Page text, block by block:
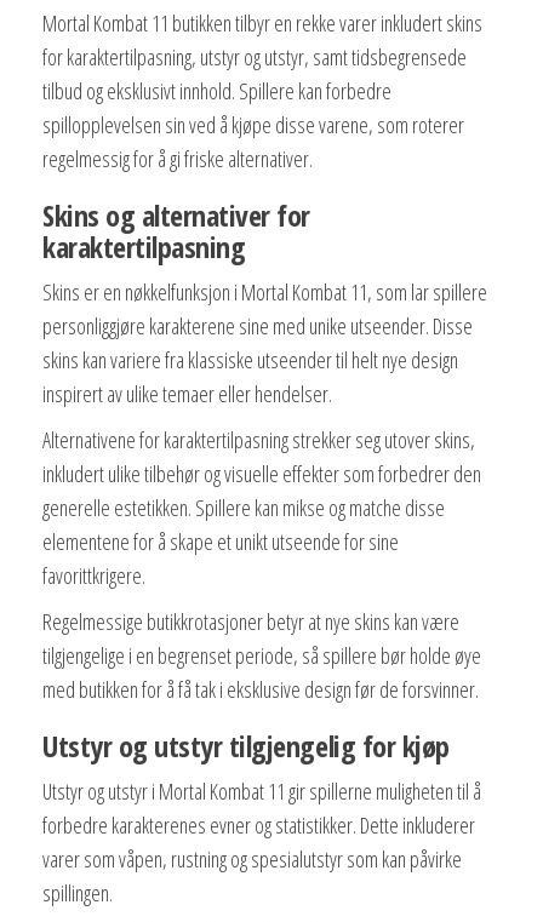
Mortal Kombat 11 butikken tilbyr en rekke varer inkludert skins
for karaktertilpasning, utstyr og utstyr, samt tidsbegrensede
tilbud og eksklusivt innhold. Spillere kan forbedre
spillopplevelsen sin ved å kjøpe disse varene, som roterer
regelmessig for å gi friske alternativer.
Skins og alternativer for
karaktertilpasning
Skins er en nøkkelfunksjon i Mortal Kombat 11, som lar spillere
personliggjøre karakterene sine med unike utseender. Disse
skins kan variere fra klassiske utseender til helt nye design
inspirert av ulike temaer eller hendelser.
Alternativene for karaktertilpasning strekker seg utover skins,
inkludert ulike tilbehør og visuelle effekter som forbedrer den
generelle estetikken. Spillere kan mikse og matche disse
elementene for å skape et unikt utseende for sine
favorittkrigere.
Regelmessige butikkrotasjoner betyr at nye skins kan være
tilgjengelige i en begrenset periode, så spillere bør holde øye
med butikken for å få tak i eksklusive design før de forsvinner.
Utstyr og utstyr tilgjengelig for kjøp
Utstyr og utstyr i Mortal Kombat 11 gir spillerne muligheten til å
forbedre karakterenes evner og statistikker. Dette inkluderer
varer som våpen, rustning og spesialutstyr som kan påvirke
spillingen.